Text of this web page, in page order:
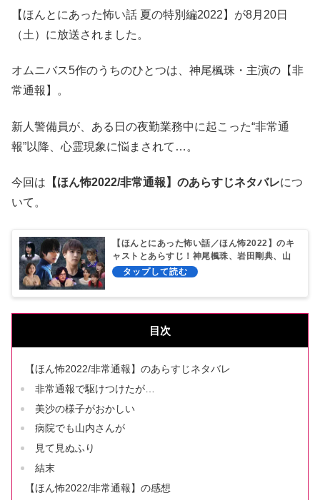
【ほんとにあった怖い話 夏の特別編2022】が8月20日
（土）に放送されました。
オムニバス5作のうちのひとつは、神尾楓珠・主演の【非
常通報】。
新人警備員が、ある日の夜勤業務中に起こった“非常通
報”以降、心霊現象に悩まされて…。
今回は 【ほん怖2022/非常通報】のあらすじネタバレにつ
いて。
【ほんとにあった怖い話／ほん怖2022】のキ
ャストとあらすじ！神尾楓珠、岩田剛典、山
下美月ら出演！
目次
【ほん怖2022/非常通報】のあらすじネタバレ
非常通報で駆けつけたが…
美沙の様子がおかしい
病院でも山内さんが
見て見ぬふり
結末
【ほん怖2022/非常通報】の感想